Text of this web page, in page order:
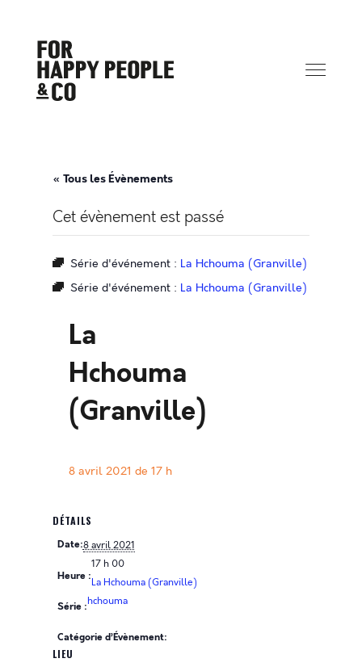
« Tous les Évènements
Cet évènement est passé
Série d'événement : La Hchouma (Granville)
Série d'événement : La Hchouma (Granville)
La
Hchouma
(Granville)
8 avril 2021 de 17 h
DÉTAILS
Date:8 avril 2021
Heure :
17 h 00
Série :
La Hchouma (Granville)
Catégorie d’Évènement:
hchouma
LIEU